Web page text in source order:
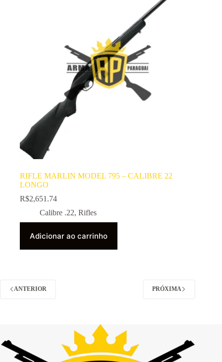
RIFLE MARLIN MODEL 795 – CALIBRE 22
LONGO
R$2,651.74
Calibre .22, Rifles
Adicionar ao carrinho
ANTERIOR PRÓXIMA